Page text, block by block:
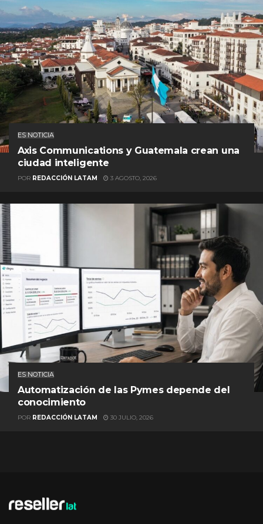
ES NOTICIA
Axis Communications y Guatemala crean una
ciudad inteligente
POR REDACCIÓN LATAM 3 AGOSTO, 2026
ES NOTICIA
Automatización de las Pymes depende del
conocimiento
POR REDACCIÓN LATAM 30 JULIO, 2026